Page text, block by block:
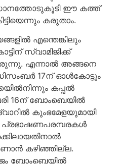
ഈ കത്ത്
കരുതാം.
എന്തെങ്കിലും
സ്വാമിജിക്ക്
എന്നാല്‍ അങ്ങനെ
17ന് ഓള്‍കോട്ടും
കപ്പല്‍
16ന് ബോംബെയില്‍
കുംഭമേളയുമായി
പ്രഭാഷണപരമ്പരകള്‍
കഴിഞ്ഞില്ല.
ബോംബെയില്‍